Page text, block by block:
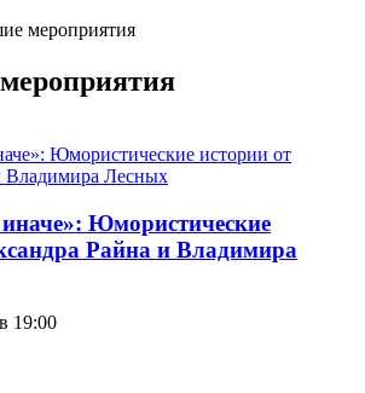
мероприятия
Юмористические
Райна и Владимира
19:00